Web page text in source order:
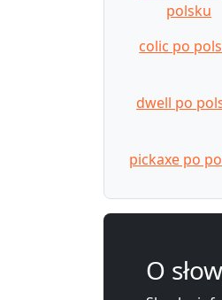
polsku
colic po
dwell po
pickaxe po
O